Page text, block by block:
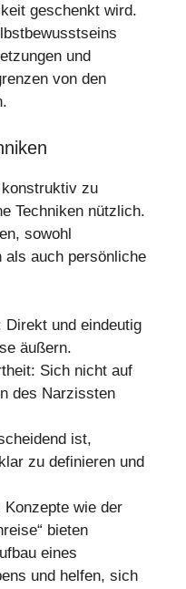
geschenkt wird.
und
von den
zu
Techniken nützlich.
sowohl
auch persönliche
Direkt und eindeutig
äußern.
Sich nicht auf
des Narzissten
ist,
zu definieren und
Konzepte wie der
bieten
eines
und helfen, sich